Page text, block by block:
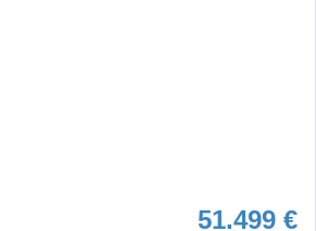
51.499 €